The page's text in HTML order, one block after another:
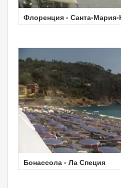
Флоренция - Санта-
Бонассола - Ла Специя